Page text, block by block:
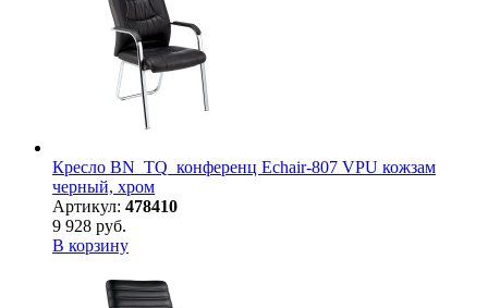
Кресло BN_TQ_конференц Echair-807 VPU кожзам
черный, хром
Артикул: 478410
9 928 руб.
В корзину